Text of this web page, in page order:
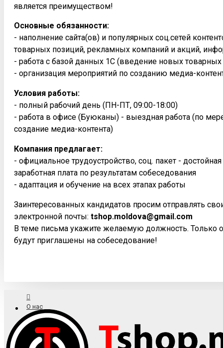
является преимуществом!
Основные обязанности:
- наполнение сайта(ов) и популярных соц.сетей
товарных позиций, рекламных компаний и акций,
- работа с базой данных 1С (введение новых
- организация мероприятий по созданию медиа-
Условия работы:
- полный рабочий день (ПН-ПТ, 09:00-18:00)
- работа в офисе (Буюканы) - выездная работа (по
создание медиа-контента)
Компания предлагает:
- официальное трудоустройство, соц. пакет -
заработная плата по результатам собеседования
- адаптация и обучение на всех этапах работы
Заинтересованных кандидатов просим отправлять
электронной почты: tshop.moldova@gmail.com
В теме письма укажите желаемую должность. Только
будут приглашены на собеседование!
О нас
Доставка